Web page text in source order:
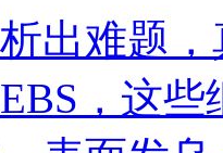
出难题
，这